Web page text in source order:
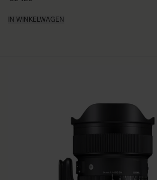
IN WINKELWAGEN